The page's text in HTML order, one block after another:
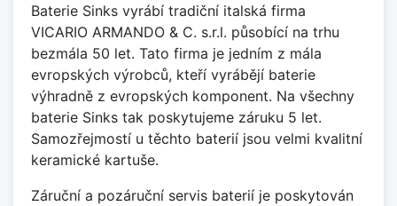
Baterie Sinks vyrábí tradiční italská firma
VICARIO ARMANDO & C. s.r.l. působící na trhu
bezmála 50 let. Tato firma je jedním z mála
evropských výrobců, kteří vyrábějí baterie
výhradně z evropských komponent. Na všechny
baterie Sinks tak poskytujeme záruku 5 let.
Samozřejmostí u těchto baterií jsou velmi kvalitní
keramické kartuše.
Záruční a pozáruční servis baterií je poskytován